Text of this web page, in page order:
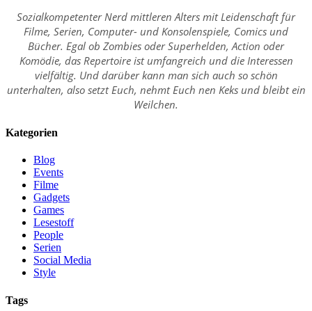
Sozialkompetenter Nerd mittleren Alters mit Leidenschaft für
Filme, Serien, Computer- und Konsolenspiele, Comics und
Bücher. Egal ob Zombies oder Superhelden, Action oder
Komödie, das Repertoire ist umfangreich und die Interessen
vielfältig. Und darüber kann man sich auch so schön
unterhalten, also setzt Euch, nehmt Euch nen Keks und bleibt ein
Weilchen.
Kategorien
Blog
Events
Filme
Gadgets
Games
Lesestoff
People
Serien
Social Media
Style
Tags